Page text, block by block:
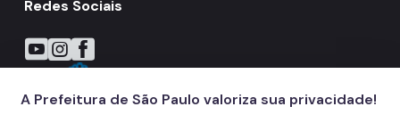
Redes Sociais
Icone do YouTube
Icone do Instagram
Icone do Facebook
A Prefeitura de São Paulo valoriza sua privacidade!